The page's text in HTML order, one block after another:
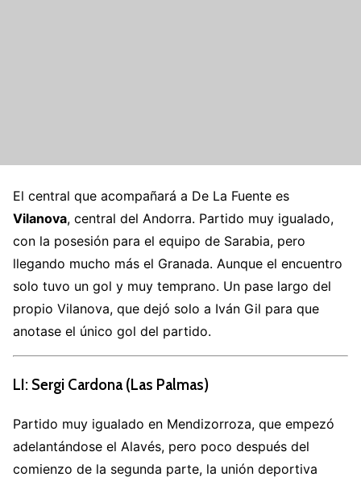
El central que acompañará a De La Fuente es
Vilanova, central del Andorra. Partido muy igualado,
con la posesión para el equipo de Sarabia, pero
llegando mucho más el Granada. Aunque el encuentro
solo tuvo un gol y muy temprano. Un pase largo del
propio Vilanova, que dejó solo a Iván Gil para que
anotase el único gol del partido.
LI: Sergi Cardona (Las Palmas)
Partido muy igualado en Mendizorroza, que empezó
adelantándose el Alavés, pero poco después del
comienzo de la segunda parte, la unión deportiva